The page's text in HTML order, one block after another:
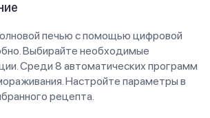
печью с помощью цифровой
Выбирайте необходимые
Среди 8 автоматических программ
Настройте параметры в
рецепта.